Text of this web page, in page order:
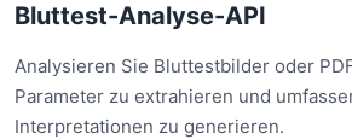
Bluttest-Analyse-API
Analysieren Sie Bluttestbilder oder
Parameter zu extrahieren und
Interpretationen zu generieren.